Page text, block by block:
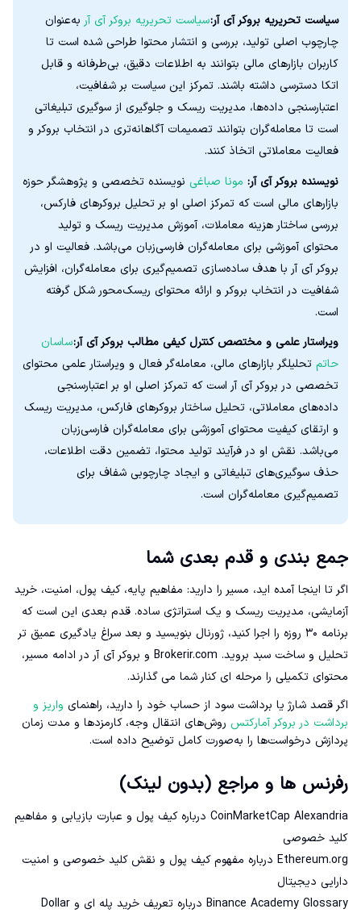
سیاست تحریریه بروکر آی آر:سیاست تحریریه بروکر آی آر به‌عنوان
چارچوب اصلی تولید، بررسی و انتشار محتوا طراحی شده است تا
کاربران بازارهای مالی بتوانند به اطلاعات دقیق، بی‌طرفانه و قابل
اتکا دسترسی داشته باشند. تمرکز این سیاست بر شفافیت،
اعتبارسنجی داده‌ها، مدیریت ریسک و جلوگیری از سوگیری تبلیغاتی
است تا معامله‌گران بتوانند تصمیمات آگاهانه‌تری در انتخاب بروکر و
فعالیت معاملاتی اتخاذ کنند.
نویسنده بروکر آی آر: مونا صباغی نویسنده تخصصی و پژوهشگر حوزه
بازارهای مالی است که تمرکز اصلی او بر تحلیل بروکرهای فارکس،
بررسی ساختار هزینه معاملات، آموزش مدیریت ریسک و تولید
محتوای آموزشی برای معامله‌گران فارسی‌زبان می‌باشد. فعالیت او در
بروکر آی آر با هدف ساده‌سازی تصمیم‌گیری برای معامله‌گران، افزایش
شفافیت در انتخاب بروکر و ارائه محتوای ریسک‌محور شکل گرفته
است.
ویراستار علمی و مختصص کنترل کیفی مطالب بروکر آی آر:ساسان
حاتم تحلیلگر بازارهای مالی، معامله‌گر فعال و ویراستار علمی محتوای
تخصصی در بروکر آی آر است که تمرکز اصلی او بر اعتبارسنجی
داده‌های معاملاتی، تحلیل ساختار بروکرهای فارکس، مدیریت ریسک
و ارتقای کیفیت محتوای آموزشی برای معامله‌گران فارسی‌زبان
می‌باشد. نقش او در فرآیند تولید محتوا، تضمین دقت اطلاعات،
حذف سوگیری‌های تبلیغاتی و ایجاد چارچوبی شفاف برای
تصمیم‌گیری معامله‌گران است.
جمع بندی و قدم بعدی شما
اگر تا اینجا آمده اید، مسیر را دارید: مفاهیم پایه، کیف پول، امنیت، خرید
آزمایشی، مدیریت ریسک و یک استراتژی ساده. قدم بعدی این است که
برنامه ۳۰ روزه را اجرا کنید، ژورنال بنویسید و بعد سراغ یادگیری عمیق تر
تحلیل و ساخت سبد بروید. Brokerir.com و بروکر آی آر در ادامه مسیر،
محتوای تکمیلی را مرحله ای کنار شما می گذارند.
اگر قصد شارژ یا برداشت سود از حساب خود را دارید، راهنمای واریز و
برداشت در بروکر آمارکتس روش‌های انتقال وجه، کارمزدها و مدت زمان
پردازش درخواست‌ها را به‌صورت کامل توضیح داده است.
رفرنس ها و مراجع (بدون لینک)
CoinMarketCap Alexandria درباره کیف پول و عبارت بازیابی و مفاهیم
کلید خصوصی
Ethereum.org درباره مفهوم کیف پول و نقش کلید خصوصی و امنیت
دارایی دیجیتال
Binance Academy Glossary درباره تعریف خرید پله ای و Dollar